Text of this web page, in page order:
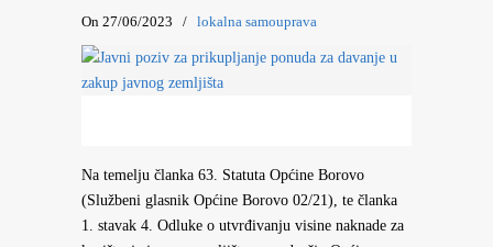
On 27/06/2023 / lokalna samouprava
Na temelju članka 63. Statuta Općine Borovo
(Službeni glasnik Općine Borovo 02/21), te članka
1. stavak 4. Odluke o utvrđivanju visine naknade za